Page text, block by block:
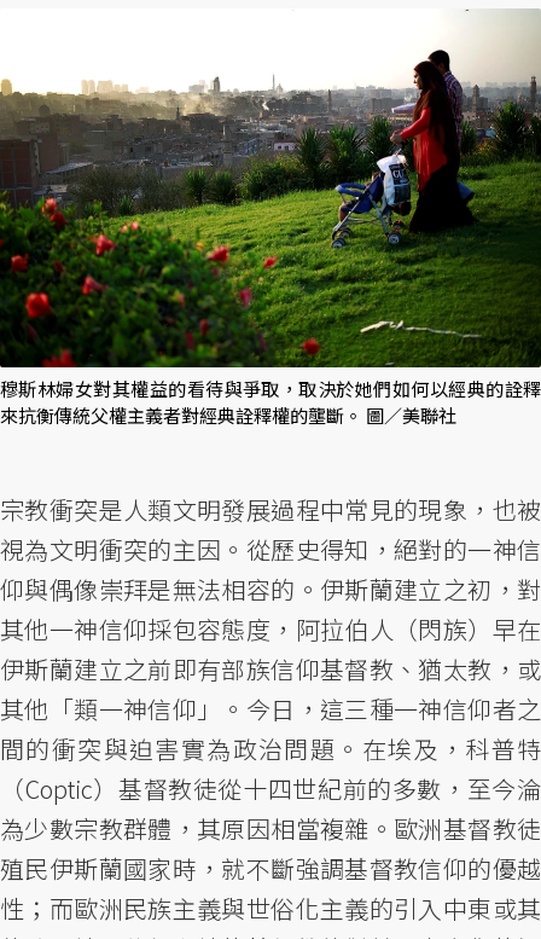
穆斯林婦女對其權益的看待與爭取，取決於她們如何以經典的詮釋
來抗衡傳統父權主義者對經典詮釋權的壟斷。 圖／美聯社
宗教衝突是人類文明發展過程中常見的現象，也被
視為文明衝突的主因。從歷史得知，絕對的一神信
仰與偶像崇拜是無法相容的。伊斯蘭建立之初，對
其他一神信仰採包容態度，阿拉伯人（閃族）早在
伊斯蘭建立之前即有部族信仰基督教、猶太教，或
其他「類一神信仰」。今日，這三種一神信仰者之
間的衝突與迫害實為政治問題。在埃及，科普特
（Coptic）基督教徒從十四世紀前的多數，至今淪
為少數宗教群體，其原因相當複雜。歐洲基督教徒
殖民伊斯蘭國家時，就不斷強調基督教信仰的優越
性；而歐洲民族主義與世俗化主義的引入中東或其